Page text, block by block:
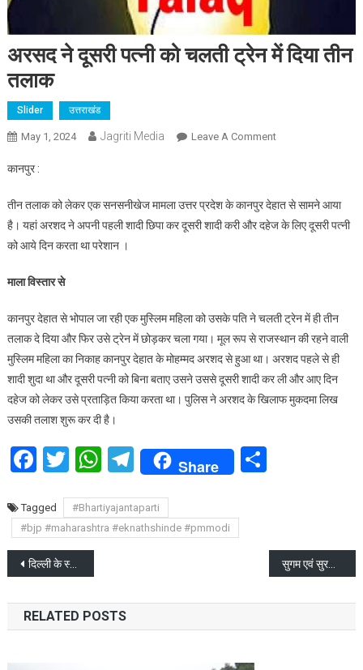
अरसद ने दूसरी पत्नी को चलती ट्रेन में दिया तीन
तलाक
Slider उत्तराखंड
May 1, 2024 Jagriti Media Leave A CommentOn
पत्नी
को
तीन
तलाक
कानपुर :
तीन तलाक को लेकर एक सनसनीखेज मामला उत्तर प्रदेश के कानपुर देहात से सामने आया
है। यहां अरशद ने अपनी पहली शादी छिपा कर दूसरी शादी करी और दहेज के लिए दूसरी पत्नी
को आये दिन करता था परेशान ।
माला विस्तार से
कानपुर देहात से भोपाल जा रही एक मुस्लिम महिला को उसके पति ने चलती ट्रेन में ही तीन
तलाक दे दिया और फिर उसे ट्रेन में छोड़कर चला गया। मूल रूप से राजस्थान की रहने वाली
मुस्लिम महिला का निकाह कानपुर देहात के मोहम्मद अरशद से हुआ था। अरशद पहले से ही
शादी शुदा था और दूसरी पत्नी को बिना बताए उसने उससे दूसरी शादी कर ली और आए दिन
दहेज को लेकर उसे प्रताड़ित किया करता था। पुलिस ने अरशद के खिलाफ मुकदमा लिख
उसकी तलाश शुरू कर दी है।
Facebook
Twitter
WhatsApp
Telegram
Share Share
Tagged
#Bhartiyajantaparti
#bjp #maharashtra #eknathshinde #pmmodi
Post
navigation
दिल्ली के स्कूलों को रूसी डोमेन का उपयोग, धमकी भरा मेल, अफरातफरी का माहौल सुगम एवं सुरक्षित चारधाम यात्रा के लिए राज्य सरकार ने कसी कमर
RELATED POSTS